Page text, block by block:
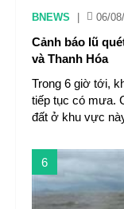
BNEWS 06/
Cảnh báo lũ
và Thanh Hóa
Trong 6 giờ tới,
tiếp tục có mưa.
đất ở khu vực
6